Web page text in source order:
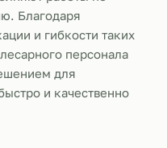
Благодаря
и гибкости таких
персонала
для
и качественно